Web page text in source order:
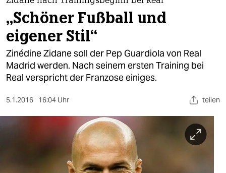
politik
öko
gesellschaft
sport
„Schöner Fußball und
eigener Stil“
Zinédine Zidane soll der Pep Guardiola von Real
Madrid werden. Nach seinem ersten Training bei
Real verspricht der Franzose einiges.
5.1.2016 16:04 Uhr teilen